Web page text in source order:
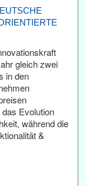
gleich zwei
in den
Evolution
während die
&